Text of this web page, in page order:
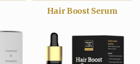
Hair Boost Serum